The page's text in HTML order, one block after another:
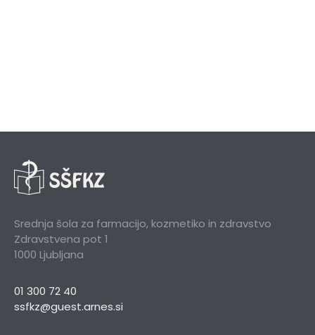
Srednja šola za farmacijo, kozmetiko in zdravstvo
Zdravstvena pot 1
1000 Ljubljana
01 300 72 40
ssfkz@guest.arnes.si